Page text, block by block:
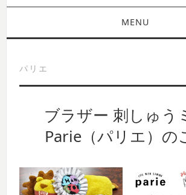
MENU
商品紹介
イベント
ワークショップ
パリエ
ブラザー 刺しゅう
Parie（パリエ）の